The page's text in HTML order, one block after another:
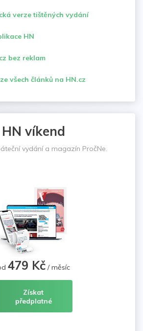
verze tištěných vydání
HN
bez reklam
všech článků na HN.cz
HN víkend
vydání a magazín PročNe.
479 Kč/ měsíc
Získat
předplatné